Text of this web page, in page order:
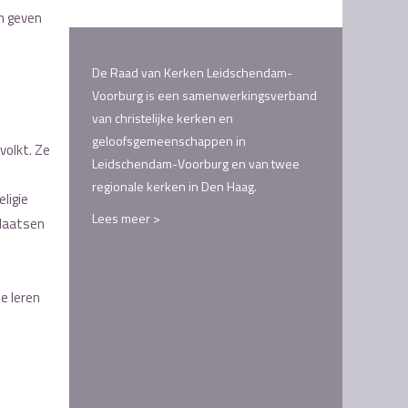
geven
Ze
leren
De Raad van Kerken Leidschendam-
Voorburg is een samenwerkingsverband
van christelijke kerken en
geloofsgemeenschappen in
Leidschendam-Voorburg en van twee
regionale kerken in Den Haag.
Lees meer >